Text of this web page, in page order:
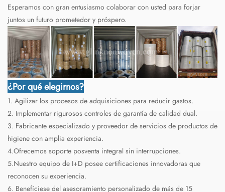
Esperamos con gran entusiasmo colaborar con usted para forjar
juntos un futuro prometedor y próspero.
¿Por qué elegirnos?
1. Agilizar los procesos de adquisiciones para reducir gastos.
2. Implementar rigurosos controles de garantía de calidad dual.
3. Fabricante especializado y proveedor de servicios de productos de
higiene con amplia experiencia.
4.Ofrecemos soporte posventa integral sin interrupciones.
5.Nuestro equipo de I+D posee certificaciones innovadoras que
reconocen su experiencia.
6. Benefíciese del asesoramiento personalizado de más de 15